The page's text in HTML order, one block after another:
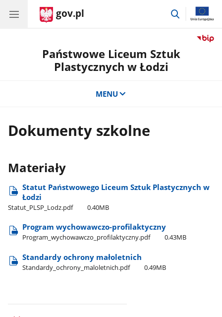
gov.pl
przejdź
Państwowe Liceum Sztuk
Plastycznych w Łodzi
MENU
Dokumenty szkolne
Materiały
Statut Państwowego Liceum Sztuk Plastycznych w
Łodzi
Statut​_PLSP​_Lodz.pdf 0.40MB
Program wychowawczo-profilaktyczny
Program​_wychowawczo​_profilaktyczny.pdf 0.43MB
Standardy ochrony małoletnich
Standardy​_ochrony​_maloletnich.pdf 0.49MB